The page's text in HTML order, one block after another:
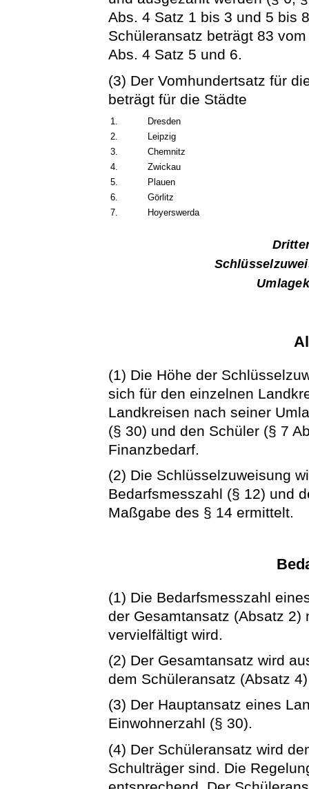
Abs. 4 Satz 1 bis 3 und 5 bis
Schüleransatz beträgt 83
Abs. 4 Satz 5 und 6.
(3) Der Vomhundertsatz für
beträgt für die Städte
1.
Dresden
2.
Leipzig
3.
Chemnitz
4.
Zwickau
5.
Plauen
6.
Görlitz
7.
Hoyerswerda
(1) Die Höhe der
sich für den einzelnen
Landkreisen nach seiner
(§ 30) und den Schüler (§ 7
Finanzbedarf.
(2) Die Schlüsselzuweisung
Bedarfsmesszahl (§ 12) und
Maßgabe des § 14 ermittelt.
(1) Die Bedarfsmesszahl
der Gesamtansatz (Absatz 2)
vervielfältigt wird.
(2) Der Gesamtansatz wird
dem Schüleransatz (Absatz
(3) Der Hauptansatz eines
Einwohnerzahl (§ 30).
(4) Der Schüleransatz wird
Schulträger sind. Die